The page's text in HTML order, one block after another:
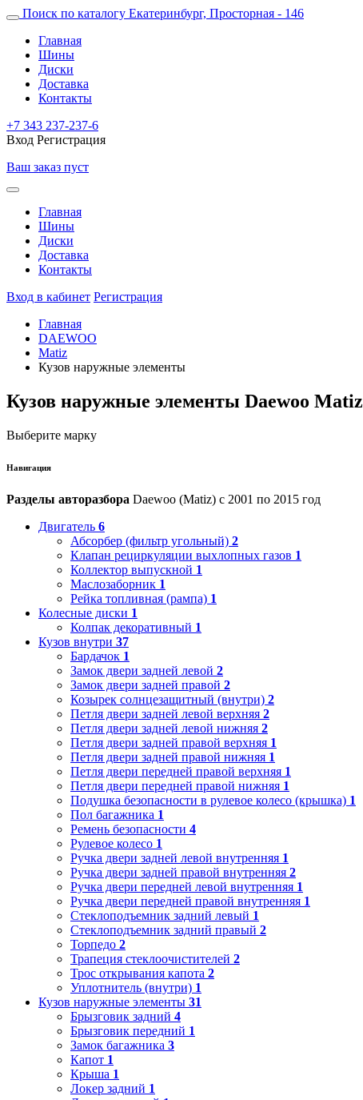
Поиск по каталогу Екатеринбург, Просторная - 146
Главная
Шины
Диски
Доставка
Контакты
+7 343 237-237-6
Вход Регистрация
Ваш заказ пуст
Главная
Шины
Диски
Доставка
Контакты
Вход в кабинет Регистрация
Главная
DAEWOO
Matiz
Кузов наружные элементы
Кузов наружные элементы Daewoo Matiz
Выберите марку
Навигация
Разделы авторазбора Daewoo (Matiz) с 2001 по 2015 год
Двигатель 6
Абсорбер (фильтр угольный) 2
Клапан рециркуляции выхлопных газов 1
Коллектор выпускной 1
Маслозаборник 1
Рейка топливная (рампа) 1
Колесные диски 1
Колпак декоративный 1
Кузов внутри 37
Бардачок 1
Замок двери задней левой 2
Замок двери задней правой 2
Козырек солнцезащитный (внутри) 2
Петля двери задней левой верхняя 2
Петля двери задней левой нижняя 2
Петля двери задней правой верхняя 1
Петля двери задней правой нижняя 1
Петля двери передней правой верхняя 1
Петля двери передней правой нижняя 1
Подушка безопасности в рулевое колесо (крышка) 1
Пол багажника 1
Ремень безопасности 4
Рулевое колесо 1
Ручка двери задней левой внутренняя 1
Ручка двери задней правой внутренняя 2
Ручка двери передней левой внутренняя 1
Ручка двери передней правой внутренняя 1
Стеклоподъемник задний левый 1
Стеклоподъемник задний правый 2
Торпедо 2
Трапеция стеклоочистителей 2
Трос открывания капота 2
Уплотнитель (внутри) 1
Кузов наружные элементы 31
Брызговик задний 4
Брызговик передний 1
Замок багажника 3
Капот 1
Крыша 1
Локер задний 1